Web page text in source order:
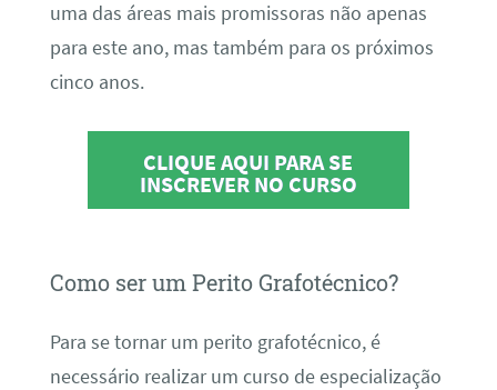
uma das áreas mais promissoras não apenas
para este ano, mas também para os próximos
cinco anos.
CLIQUE AQUI PARA SE
INSCREVER NO CURSO
Como ser um Perito Grafotécnico?
Para se tornar um perito grafotécnico, é
necessário realizar um curso de especialização